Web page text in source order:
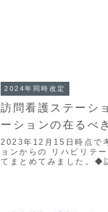
2024年同時改定
訪問看護ステーシ
ーションの在るべ
2023年12月15日時点で
ョンからの リハビリテ
てまとめてみました。◆